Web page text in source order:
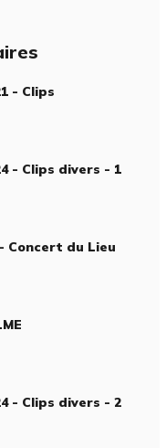
- Clips
- Clips divers - 1
Concert du Lieu
- Clips divers - 2